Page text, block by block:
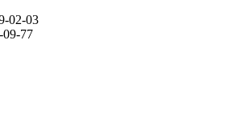
02-03
77